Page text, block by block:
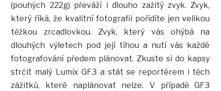
(pouhých 222g) převáží i dlouho zažitý zvyk. Zvyk,
který říká, že kvalitní fotografii pořídíte jen velikou
těžkou zrcadlovkou. Zvyk, který vás ohýbá na
dlouhých výletech pod její tíhou a nutí vás každé
fotografování předem plánovat. Zkuste si do kapsy
strčit malý Lumix GF3 a stát se reportérem i těch
zážitků, které naplánovat nelze. V případě GF3